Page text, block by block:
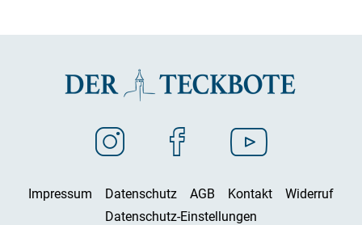
Impressum Datenschutz AGB Kontakt
Widerruf
Datenschutz-Einstellungen